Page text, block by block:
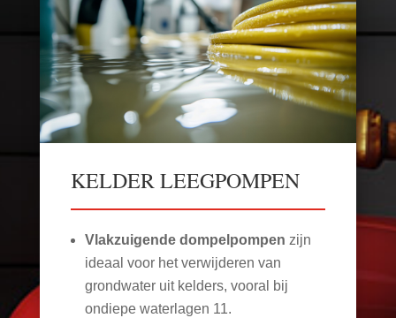
KELDER LEEGPOMPEN
Vlakzuigende dompelpompen zijn
ideaal voor het verwijderen van
grondwater uit kelders, vooral bij
ondiepe waterlagen 11.